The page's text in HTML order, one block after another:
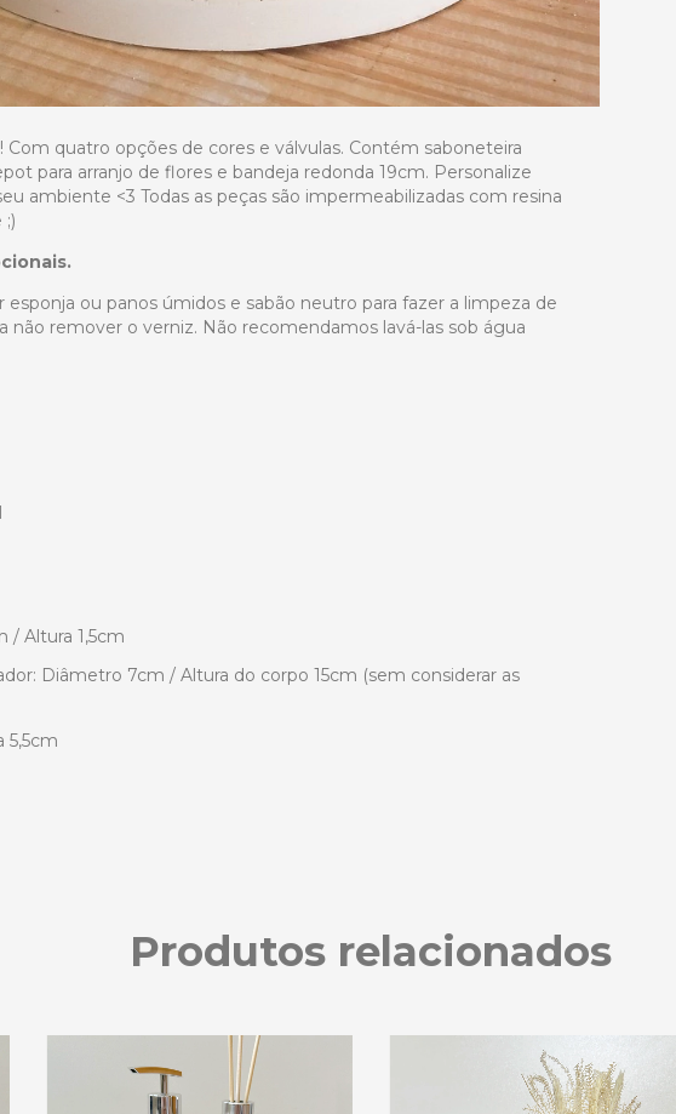
Com quatro opções de cores e válvulas. Contém saboneteira
para arranjo de flores e bandeja redonda 19cm. Personalize
ambiente <3 Todas as peças são impermeabilizadas com resina
esponja ou panos úmidos e sabão neutro para fazer a limpeza de
não remover o verniz. Não recomendamos lavá-las sob água
/ Altura 1,5cm
Diâmetro 7cm / Altura do corpo 15cm (sem considerar as
5,5cm
Produtos relacionados